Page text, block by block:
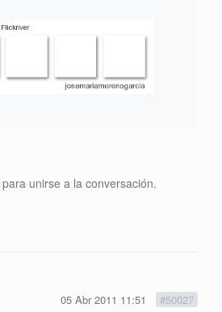
para unirse a la conversación.
05 Abr 2011 11:51 #50027